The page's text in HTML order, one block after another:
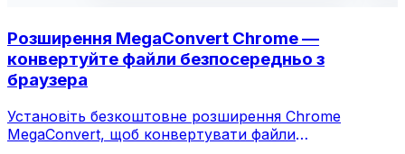
Розширення MegaConvert Chrome —
конвертуйте файли безпосередньо з
браузера
Установіть безкоштовне розширення Chrome
MegaConvert, щоб конвертувати файли